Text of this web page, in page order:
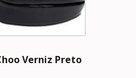
Verniz Preto